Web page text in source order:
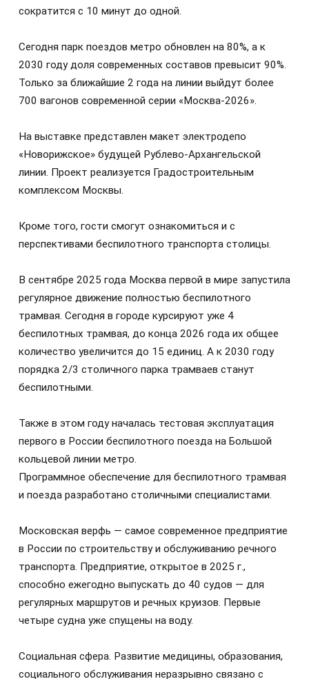
сократится с 10 минут до одной.
Сегодня парк поездов метро обновлен на 80%, а к
2030 году доля современных составов превысит 90%.
Только за ближайшие 2 года на линии выйдут более
700 вагонов современной серии «Москва-2026».
На выставке представлен макет электродепо
«Новорижское» будущей Рублево-Архангельской
линии. Проект реализуется Градостроительным
комплексом Москвы.
Кроме того, гости смогут ознакомиться и с
перспективами беспилотного транспорта столицы.
В сентябре 2025 года Москва первой в мире запустила
регулярное движение полностью беспилотного
трамвая. Сегодня в городе курсируют уже 4
беспилотных трамвая, до конца 2026 года их общее
количество увеличится до 15 единиц. А к 2030 году
порядка 2/3 столичного парка трамваев станут
беспилотными.
Также в этом году началась тестовая эксплуатация
первого в России беспилотного поезда на Большой
кольцевой линии метро.
Программное обеспечение для беспилотного трамвая
и поезда разработано столичными специалистами.
Московская верфь — самое современное предприятие
в России по строительству и обслуживанию речного
транспорта. Предприятие, открытое в 2025 г.,
способно ежегодно выпускать до 40 судов — для
регулярных маршрутов и речных круизов. Первые
четыре судна уже спущены на воду.
Социальная сфера. Развитие медицины, образования,
социального обслуживания неразрывно связано с